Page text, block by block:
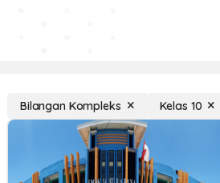
Bilangan Kompleks Kelas 10